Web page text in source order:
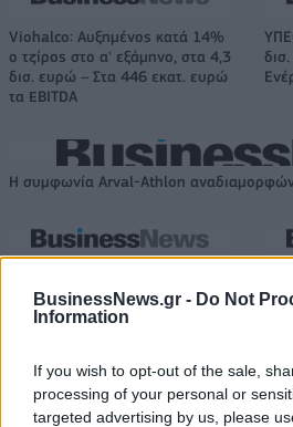
BusinessNews.gr - Do Not
Information
If you wish to opt-out of the sale,
processing of your personal or
targeted advertising by us, please
Viohalco: Αυξημένος κατά 14%
ο τζίρος στο α' εξάμηνο, στα 4,3
δισ. ευρώ – Στα 446 εκατ. ευρώ
τα EBITDA
Η συμφωνία Arval-Athlon
Alpha Bank: Για πρώτη φορά το Αρχαίο
πύλες του σε όλους